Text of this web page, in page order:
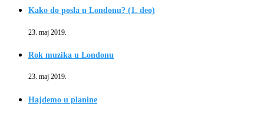
Kako do posla u Londonu? (1. deo)
23. maj 2019.
Rok muzika u Londonu
23. maj 2019.
Hajdemo u planine